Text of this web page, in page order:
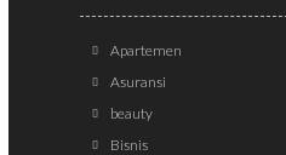
Apartemen
Asuransi
beauty
Bisnis